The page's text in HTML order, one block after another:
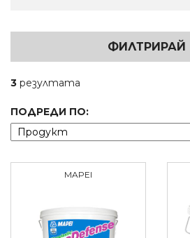
ФИЛТРИРАЙ
3 резултата
ПОДРЕДИ ПО:
MAPEI